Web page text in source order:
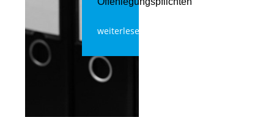
weiterlesen